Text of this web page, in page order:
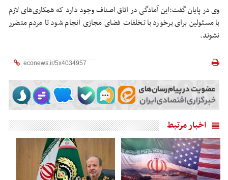
وی در پایان گفت:این آمادگی در اتاق اصناف وجود دارد که همکاری‌های لازم
با مسئولین برای برخورد با تخلفات فضای مجازی انجام شود تا مردم متضرر
نشوند.
اخبار مرتبط